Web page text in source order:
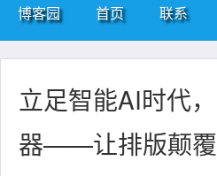
博客园 首页 联系
立足智能AI时代
器——让排版颠